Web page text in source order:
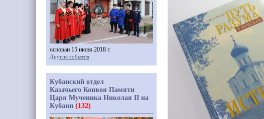
основан 15 июня 2018 г.
Другие события
Кубанский отдел
Казачьего Конвоя Памяти
Царя Мученика Николая II на
Кубани (132)